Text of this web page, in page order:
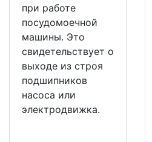
при работе
посудомоечной
машины. Это
свидетельствует о
выходе из строя
подшипников
насоса или
электродвижка.